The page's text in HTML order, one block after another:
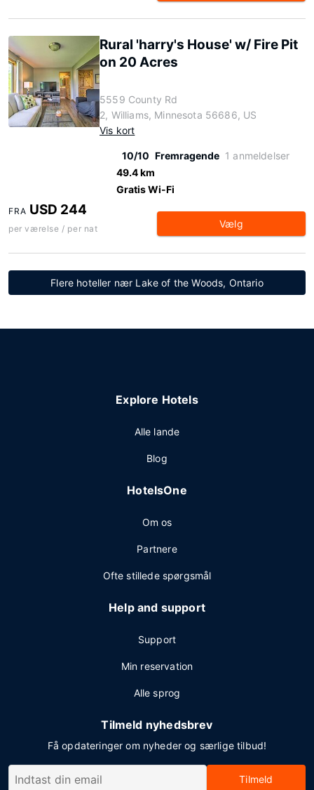
Rural 'harry's House' w/ Fire Pit
on 20 Acres
5559 County Rd
2, Williams, Minnesota 56686, US
Vis kort
10/10 Fremragende 1 anmeldelser
49.4 km
Gratis Wi-Fi
FRA USD 244
per værelse / per nat Vælg
Flere hoteller nær Lake of the Woods, Ontario
Explore Hotels
Alle lande
Blog
HotelsOne
Om os
Partnere
Ofte stillede spørgsmål
Help and support
Support
Min reservation
Alle sprog
Tilmeld nyhedsbrev
Få opdateringer om nyheder og særlige tilbud!
Tilmeld